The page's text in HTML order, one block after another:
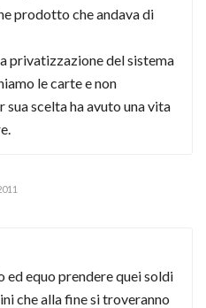
prodotto che andava di
privatizzazione del sistema
le carte e non
scelta ha avuto una vita
ed equo prendere quei soldi
che alla fine si troveranno